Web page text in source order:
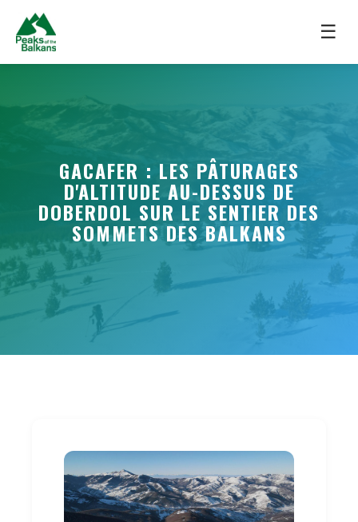
☰
GACAFER : LES PÂTURAGES
D'ALTITUDE AU-DESSUS DE
DOBERDOL SUR LE SENTIER DES
SOMMETS DES BALKANS